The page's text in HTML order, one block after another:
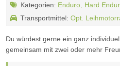
Kategorien: Enduro Hard
Transportmittel: Opt.
Du würdest gerne ein ganz
gemeinsam mit zwei oder mehr